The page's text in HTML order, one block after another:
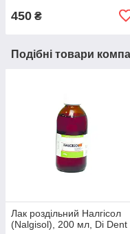
450 ₴
Подібні товари
Лак роздільний Налгісол
(Nalgisol), 200 мл, Di Dent